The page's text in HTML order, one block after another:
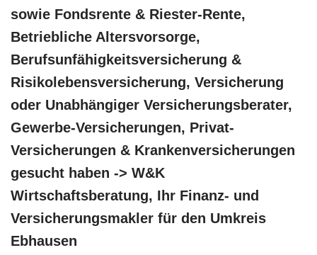
sowie Fondsrente & Riester-Rente,
Betriebliche Altersvorsorge,
Berufsunfähigkeitsversicherung &
Risikolebensversicherung, Versicherung
oder Unabhängiger Versicherungsberater,
Gewerbe-Versicherungen, Privat-
Versicherungen & Krankenversicherungen
gesucht haben -> W&K
Wirtschaftsberatung, Ihr Finanz- und
Versicherungsmakler für den Umkreis
Ebhausen